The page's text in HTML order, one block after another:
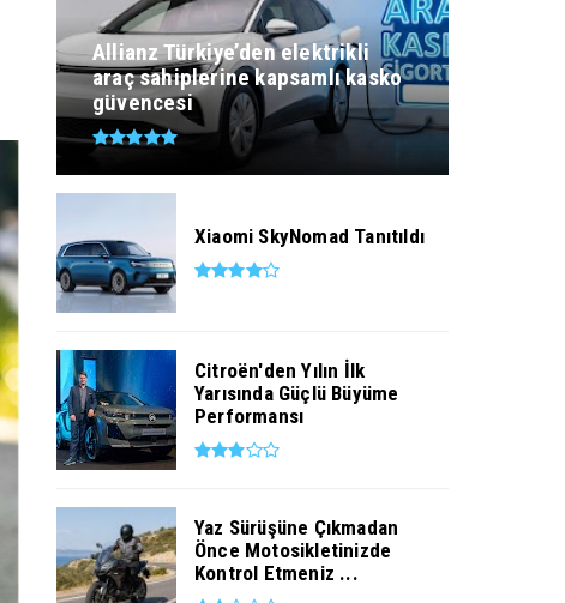
Allianz Türkiye’den elektrikli
araç sahiplerine kapsamlı kasko
güvencesi
Xiaomi SkyNomad Tanıtıldı
Citroën'den Yılın İlk
Yarısında Güçlü Büyüme
Performansı
Yaz Sürüşüne Çıkmadan
Önce Motosikletinizde
Kontrol Etmeniz ...